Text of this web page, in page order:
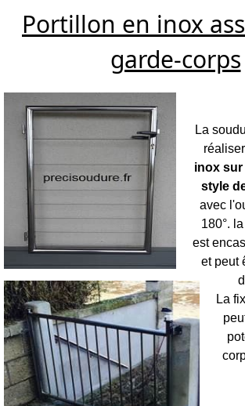
Portillon en inox
garde-corps
La
inox sur
style
avec
180°.
est
et peut
La